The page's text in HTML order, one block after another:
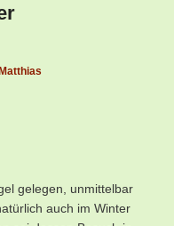
gelegen, unmittelbar
auch im Winter